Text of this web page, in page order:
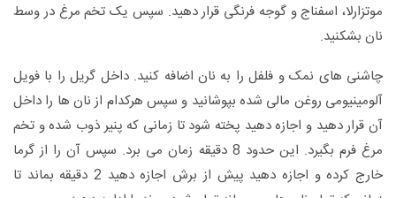
موتزارلا، اسفناج و گوجه فرنگی قرار دهید. سپس یک تخم مرغ در وسط
نان بشکنید.
چاشنی های نمک و فلفل را به نان اضافه کنید. داخل گریل را با فویل
آلومینیومی روغن مالی شده بپوشانید و سپس هرکدام از نان ها را داخل
آن قرار دهید و اجازه دهید پخته شود تا زمانی که پنیر ذوب شده و تخم
مرغ فرم بگیرد. این حدود 8 دقیقه زمان می برد. سپس آن را از گرما
خارج کرده و اجازه دهید پیش از برش اجازه دهید 2 دقیقه بماند تا